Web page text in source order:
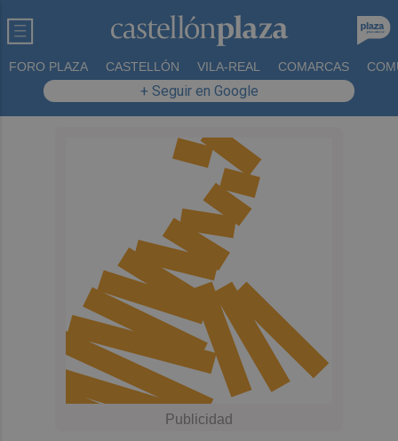
FORO PLAZA CASTELLÓN VILA-REAL COMARCAS
+ Seguir en Google